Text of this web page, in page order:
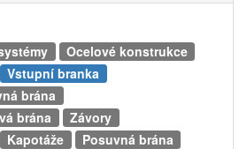
Ocelové konstrukce
Vstupní branka
brána
brána
Závory
Kapotáže
Posuvná brána